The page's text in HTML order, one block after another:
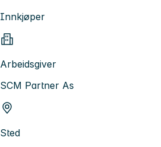
Innkjøper
Arbeidsgiver
SCM Partner As
Sted